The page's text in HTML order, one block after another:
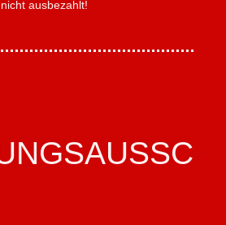
nicht ausbezahlt!